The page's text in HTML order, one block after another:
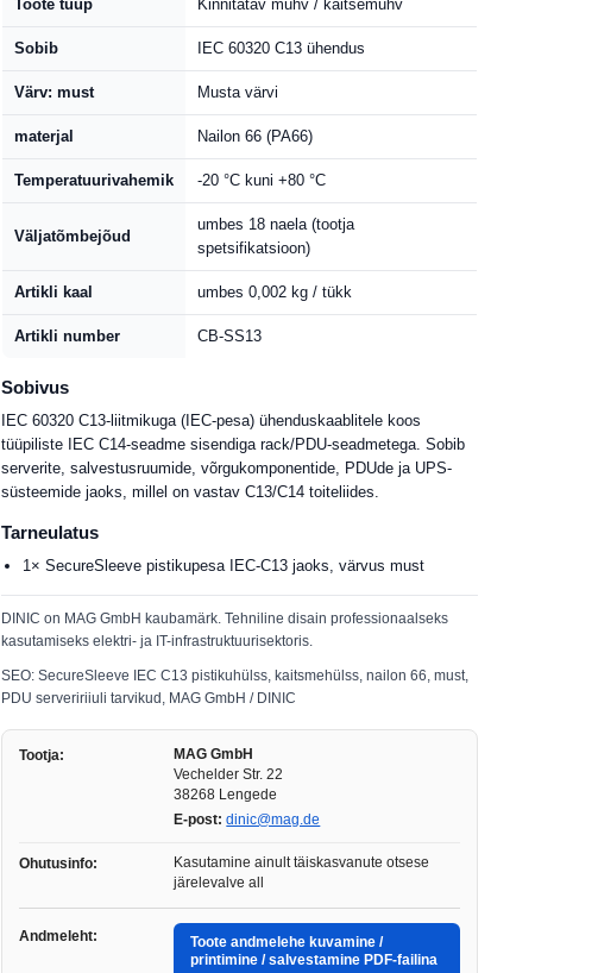
Toote tüüp Kinnitatav muhv / kaitsemuhv
Sobib IEC 60320 C13 ühendus
Värv: must Musta värvi
materjal Nailon 66 (PA66)
Temperatuurivahemik -20 °C kuni +80 °C
Väljatõmbejõud
umbes 18 naela (tootja
spetsifikatsioon)
Artikli kaal umbes 0,002 kg / tükk
Artikli number CB-SS13
Sobivus
IEC 60320 C13-liitmikuga (IEC-pesa) ühenduskaablitele koos
tüüpiliste IEC C14-seadme sisendiga rack/PDU-seadmetega. Sobib
serverite, salvestusruumide, võrgukomponentide, PDUde ja UPS-
süsteemide jaoks, millel on vastav C13/C14 toiteliides.
Tarneulatus
1× SecureSleeve pistikupesa IEC-C13 jaoks, värvus must
DINIC on MAG GmbH kaubamärk. Tehniline disain professionaalseks
kasutamiseks elektri- ja IT-infrastruktuurisektoris.
SEO: SecureSleeve IEC C13 pistikuhülss, kaitsmehülss, nailon 66, must,
PDU serveririiuli tarvikud, MAG GmbH / DINIC
Tootja:
MAG GmbH
Vechelder Str. 22
38268 Lengede
E-post: dinic@mag.de
Ohutusinfo:
Kasutamine ainult täiskasvanute otsese
järelevalve all
Andmeleht:
Toote andmelehe kuvamine /
printimine / salvestamine PDF-failina